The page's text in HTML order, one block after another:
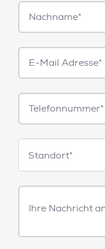
Nachname*
E-
Mail*
Telefonnummer
Standorte
Standort*
Freitext
Nachricht